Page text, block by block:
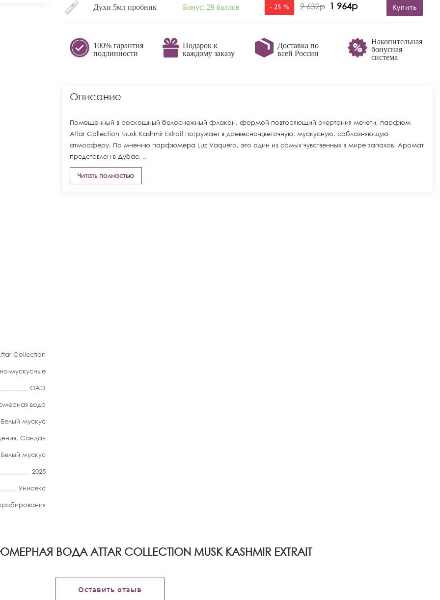
Collection
мускусные
ОАЭ
вода
Белый мускус
, Сандал
Белый мускус
2025
Унисекс
Духи 5мл пробник Бонус: 29 баллов - 25 % 2 632р 1 964р Купить
100% гарантия
подлинности
Подарок к
каждому заказу
Доставка по
всей России
Накопительная
бонусная
система
Описание
Помещенный в роскошный белоснежный флакон, формой повторяющий очертания мечети, парфюм
Attar Collection Musk Kashmir Extrait погружает в древесно-цветочную, мускусную, соблазняющую
атмосферу. По мнению парфюмера Luz Vaquero, это один из самых чувственных в мире запахов. Аромат
представлен в Дубае, ..
Читать полностью
ВОДА ATTAR COLLECTION MUSK KASHMIR EXTRAIT
Оставить отзыв